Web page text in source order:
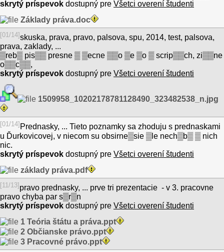
skrytý príspevok dostupný pre Všetci overení študenti
Základy práva.doc
[01/14]skuska, prava, pravo, palsova, spu, 2014, test, palsova,
prava, zaklady, ...
▒reb▒ pis▒▒ presne ▒ ▒ecne ▒▒o ▒e ▒o ▒ scrip▒▒ch, zi▒▒ne
o▒▒c▒▒,
skrytý príspevok dostupný pre Všetci overení študenti
1509958_10202178781128490_323482538_n.jpg
[01/14] Prednasky, ... Tieto poznamky sa zhoduju s prednaskami
u Ďurkovicovej, v niecom su obsirne▒sie ▒le nech▒b▒ ▒ nich
nic.
skrytý príspevok dostupný pre Všetci overení študenti
základy práva.pdf
[11/13]pravo prednasky, ... prve tri prezentacie - v 3. pracovne
pravo chyba par s▒r▒n
skrytý príspevok dostupný pre Všetci overení študenti
1 Teória štátu a práva.ppt
2 Občianske právo.ppt
3 Pracovné právo.ppt